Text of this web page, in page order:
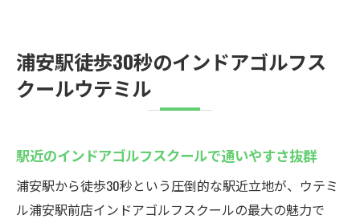
浦安駅徒歩30秒のインドアゴルフス
クールウテミル
駅近のインドアゴルフスクールで通いやすさ抜群
浦安駅から徒歩30秒という圧倒的な駅近立地が、ウテミ
ル浦安駅前店インドアゴルフスクールの最大の魅力で